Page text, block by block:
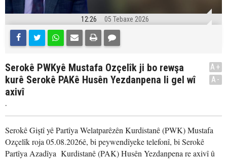
12:26 05 Tebaxe 2026
Serokê PWKyê Mustafa Ozçelîk ji bo rewşa
kurê Serokê PAKê Husên Yezdanpena li gel wî
axivî
.
A+
A-
Serokê Giştî yê Partîya Welatparêzên Kurdistanê (PWK) Mustafa
Ozçelîk roja 05.08.2026ê, bi peywendîyeke telefonî, bi Serokê
Partîya Azadîya Kurdistanê (PAK) Husên Yezdanpena re axivî û